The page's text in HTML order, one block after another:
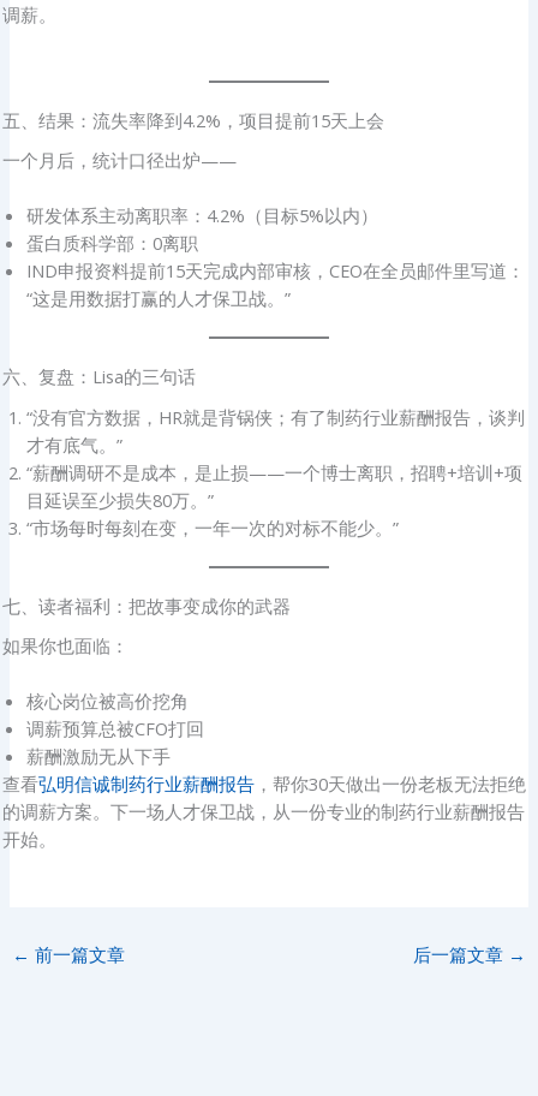
调薪。
五、结果：流失率降到4.2%，项目提前15天上会
一个月后，统计口径出炉——
研发体系主动离职率：4.2%（目标5%以内）
蛋白质科学部：0离职
IND申报资料提前15天完成内部审核，CEO在全员邮件里写道：
“这是用数据打赢的人才保卫战。”
六、复盘：Lisa的三句话
“没有官方数据，HR就是背锅侠；有了制药行业薪酬报告，谈判
才有底气。”
“薪酬调研不是成本，是止损——一个博士离职，招聘+培训+项
目延误至少损失80万。”
“市场每时每刻在变，一年一次的对标不能少。”
七、读者福利：把故事变成你的武器
如果你也面临：
核心岗位被高价挖角
调薪预算总被CFO打回
薪酬激励无从下手
查看弘明信诚制药行业薪酬报告 ，帮你30天做出一份老板无法拒绝
的调薪方案。下一场人才保卫战，从一份专业的制药行业薪酬报告
开始。
← 前一篇文章 后一篇文章 →